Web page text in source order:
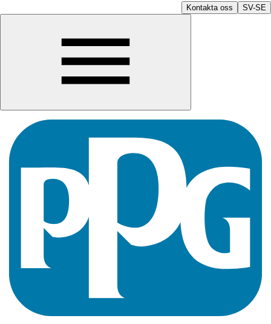
Kontakta oss SV-SE